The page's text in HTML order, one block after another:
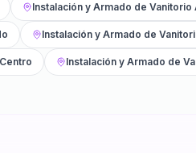
Instalación y Armado de Vanitorio
Instalación y Armado de
Instalación y Armado de